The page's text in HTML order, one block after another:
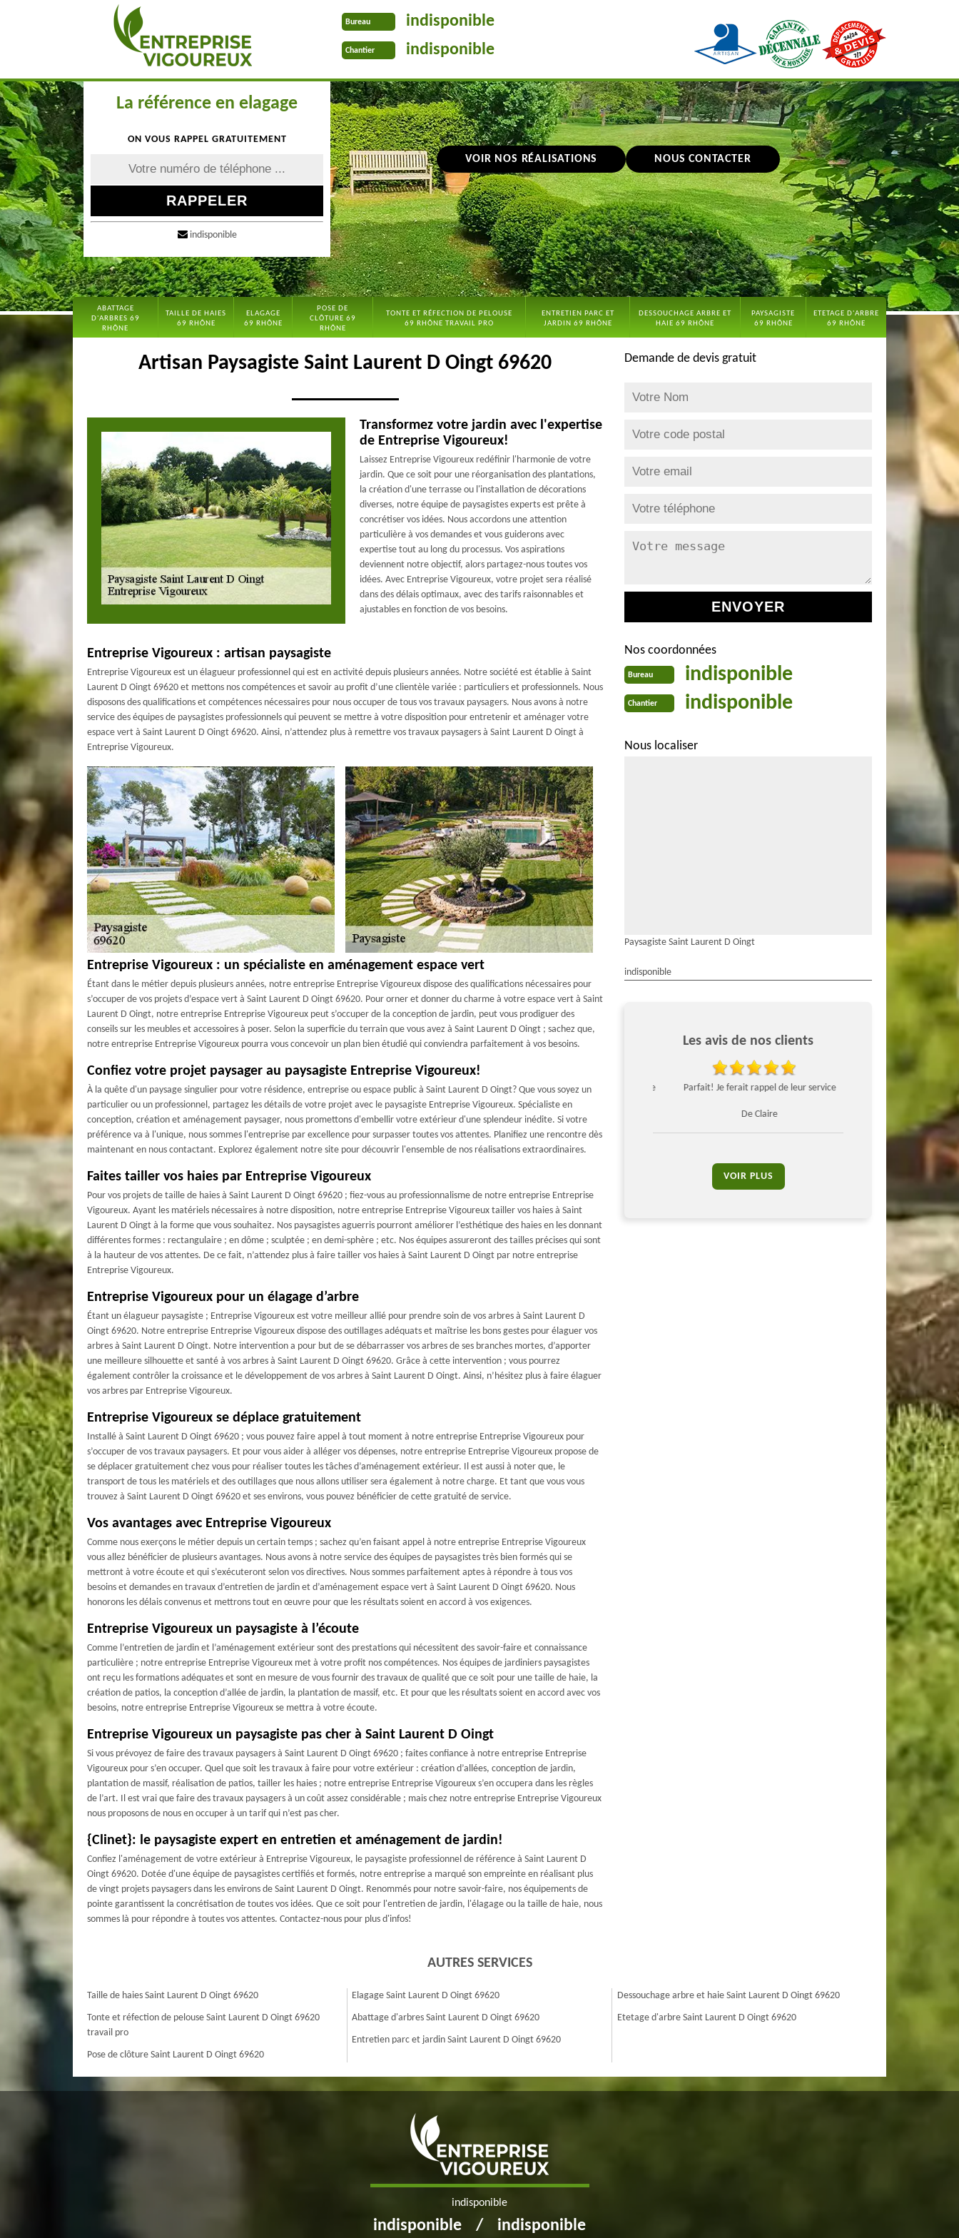
Bureau indisponible
Chantier indisponible
La référence en elagage
ON VOUS RAPPEL GRATUITEMENT
indisponible
VOIR NOS RÉALISATIONS NOUS CONTACTER
ABATTAGE
D'ARBRES 69
RHÔNE
TAILLE DE HAIES
69 RHÔNE
ELAGAGE
69 RHÔNE
POSE DE
CLÔTURE 69
RHÔNE
TONTE ET RÉFECTION DE PELOUSE
69 RHÔNE TRAVAIL PRO
ENTRETIEN PARC ET
JARDIN 69 RHÔNE
DESSOUCHAGE ARBRE ET
HAIE 69 RHÔNE
PAYSAGISTE
69 RHÔNE
ETETAGE D'ARBRE
69 RHÔNE
Artisan Paysagiste Saint Laurent D Oingt 69620
Transformez votre jardin avec l'expertise
de Entreprise Vigoureux!
Laissez Entreprise Vigoureux redéfinir l'harmonie de votre
jardin. Que ce soit pour une réorganisation des plantations,
la création d'une terrasse ou l'installation de décorations
diverses, notre équipe de paysagistes experts est prête à
concrétiser vos idées. Nous accordons une attention
particulière à vos demandes et vous guiderons avec
expertise tout au long du processus. Vos aspirations
deviennent notre objectif, alors partagez-nous toutes vos
idées. Avec Entreprise Vigoureux, votre projet sera réalisé
dans des délais optimaux, avec des tarifs raisonnables et
ajustables en fonction de vos besoins.
Entreprise Vigoureux : artisan paysagiste
Entreprise Vigoureux est un élagueur professionnel qui est en activité depuis plusieurs années. Notre société est établie à Saint
Laurent D Oingt 69620 et mettons nos compétences et savoir au profit d’une clientèle variée : particuliers et professionnels. Nous
disposons des qualifications et compétences nécessaires pour nous occuper de tous vos travaux paysagers. Nous avons à notre
service des équipes de paysagistes professionnels qui peuvent se mettre à votre disposition pour entretenir et aménager votre
espace vert à Saint Laurent D Oingt 69620. Ainsi, n’attendez plus à remettre vos travaux paysagers à Saint Laurent D Oingt à
Entreprise Vigoureux.
Entreprise Vigoureux : un spécialiste en aménagement espace vert
Étant dans le métier depuis plusieurs années, notre entreprise Entreprise Vigoureux dispose des qualifications nécessaires pour
s’occuper de vos projets d’espace vert à Saint Laurent D Oingt 69620. Pour orner et donner du charme à votre espace vert à Saint
Laurent D Oingt, notre entreprise Entreprise Vigoureux peut s’occuper de la conception de jardin, peut vous prodiguer des
conseils sur les meubles et accessoires à poser. Selon la superficie du terrain que vous avez à Saint Laurent D Oingt ; sachez que,
notre entreprise Entreprise Vigoureux pourra vous concevoir un plan bien étudié qui conviendra parfaitement à vos besoins.
Confiez votre projet paysager au paysagiste Entreprise Vigoureux!
À la quête d'un paysage singulier pour votre résidence, entreprise ou espace public à Saint Laurent D Oingt? Que vous soyez un
particulier ou un professionnel, partagez les détails de votre projet avec le paysagiste Entreprise Vigoureux. Spécialiste en
conception, création et aménagement paysager, nous promettons d'embellir votre extérieur d'une splendeur inédite. Si votre
préférence va à l'unique, nous sommes l'entreprise par excellence pour surpasser toutes vos attentes. Planifiez une rencontre dès
maintenant en nous contactant. Explorez également notre site pour découvrir l'ensemble de nos réalisations extraordinaires.
Faites tailler vos haies par Entreprise Vigoureux
Pour vos projets de taille de haies à Saint Laurent D Oingt 69620 ; fiez-vous au professionnalisme de notre entreprise Entreprise
Vigoureux. Ayant les matériels nécessaires à notre disposition, notre entreprise Entreprise Vigoureux tailler vos haies à Saint
Laurent D Oingt à la forme que vous souhaitez. Nos paysagistes aguerris pourront améliorer l’esthétique des haies en les donnant
différentes formes : rectangulaire ; en dôme ; sculptée ; en demi-sphère ; etc. Nos équipes assureront des tailles précises qui sont
à la hauteur de vos attentes. De ce fait, n’attendez plus à faire tailler vos haies à Saint Laurent D Oingt par notre entreprise
Entreprise Vigoureux.
Entreprise Vigoureux pour un élagage d’arbre
Étant un élagueur paysagiste ; Entreprise Vigoureux est votre meilleur allié pour prendre soin de vos arbres à Saint Laurent D
Oingt 69620. Notre entreprise Entreprise Vigoureux dispose des outillages adéquats et maîtrise les bons gestes pour élaguer vos
arbres à Saint Laurent D Oingt. Notre intervention a pour but de se débarrasser vos arbres de ses branches mortes, d’apporter
une meilleure silhouette et santé à vos arbres à Saint Laurent D Oingt 69620. Grâce à cette intervention ; vous pourrez
également contrôler la croissance et le développement de vos arbres à Saint Laurent D Oingt. Ainsi, n’hésitez plus à faire élaguer
vos arbres par Entreprise Vigoureux.
Entreprise Vigoureux se déplace gratuitement
Installé à Saint Laurent D Oingt 69620 ; vous pouvez faire appel à tout moment à notre entreprise Entreprise Vigoureux pour
s’occuper de vos travaux paysagers. Et pour vous aider à alléger vos dépenses, notre entreprise Entreprise Vigoureux propose de
se déplacer gratuitement chez vous pour réaliser toutes les tâches d’aménagement extérieur. Il est aussi à noter que, le
transport de tous les matériels et des outillages que nous allons utiliser sera également à notre charge. Et tant que vous vous
trouvez à Saint Laurent D Oingt 69620 et ses environs, vous pouvez bénéficier de cette gratuité de service.
Vos avantages avec Entreprise Vigoureux
Comme nous exerçons le métier depuis un certain temps ; sachez qu’en faisant appel à notre entreprise Entreprise Vigoureux
vous allez bénéficier de plusieurs avantages. Nous avons à notre service des équipes de paysagistes très bien formés qui se
mettront à votre écoute et qui s’exécuteront selon vos directives. Nous sommes parfaitement aptes à répondre à tous vos
besoins et demandes en travaux d’entretien de jardin et d’aménagement espace vert à Saint Laurent D Oingt 69620. Nous
honorons les délais convenus et mettrons tout en œuvre pour que les résultats soient en accord à vos exigences.
Entreprise Vigoureux un paysagiste à l’écoute
Comme l’entretien de jardin et l’aménagement extérieur sont des prestations qui nécessitent des savoir-faire et connaissance
particulière ; notre entreprise Entreprise Vigoureux met à votre profit nos compétences. Nos équipes de jardiniers paysagistes
ont reçu les formations adéquates et sont en mesure de vous fournir des travaux de qualité que ce soit pour une taille de haie, la
création de patios, la conception d’allée de jardin, la plantation de massif, etc. Et pour que les résultats soient en accord avec vos
besoins, notre entreprise Entreprise Vigoureux se mettra à votre écoute.
Entreprise Vigoureux un paysagiste pas cher à Saint Laurent D Oingt
Si vous prévoyez de faire des travaux paysagers à Saint Laurent D Oingt 69620 ; faites confiance à notre entreprise Entreprise
Vigoureux pour s’en occuper. Quel que soit les travaux à faire pour votre extérieur : création d’allées, conception de jardin,
plantation de massif, réalisation de patios, tailler les haies ; notre entreprise Entreprise Vigoureux s’en occupera dans les règles
de l’art. Il est vrai que faire des travaux paysagers à un coût assez considérable ; mais chez notre entreprise Entreprise Vigoureux
nous proposons de nous en occuper à un tarif qui n’est pas cher.
{Clinet}: le paysagiste expert en entretien et aménagement de jardin!
Confiez l'aménagement de votre extérieur à Entreprise Vigoureux, le paysagiste professionnel de référence à Saint Laurent D
Oingt 69620. Dotée d'une équipe de paysagistes certifiés et formés, notre entreprise a marqué son empreinte en réalisant plus
de vingt projets paysagers dans les environs de Saint Laurent D Oingt. Renommés pour notre savoir-faire, nos équipements de
pointe garantissent la concrétisation de toutes vos idées. Que ce soit pour l'entretien de jardin, l'élagage ou la taille de haie, nous
sommes là pour répondre à toutes vos attentes. Contactez-nous pour plus d'infos!
Demande de devis gratuit
Nos coordonnées
Bureau indisponible
Chantier indisponible
Nous localiser
Paysagiste Saint Laurent D Oingt
indisponible
Les avis de nos clients
Travail soigné très professionnel.je
recommande
Très content de leur travail,je recommande
De Mr Gérard
Parfait! Je ferait rappel de leur service
De Claire
Très bon travail je
De Stan
VOIR PLUS
AUTRES SERVICES
Taille de haies Saint Laurent D Oingt 69620
Tonte et réfection de pelouse Saint Laurent D Oingt 69620
travail pro
Pose de clôture Saint Laurent D Oingt 69620
Elagage Saint Laurent D Oingt 69620
Abattage d'arbres Saint Laurent D Oingt 69620
Entretien parc et jardin Saint Laurent D Oingt 69620
Dessouchage arbre et haie Saint Laurent D Oingt 69620
Etetage d'arbre Saint Laurent D Oingt 69620
indisponible
indisponible / indisponible